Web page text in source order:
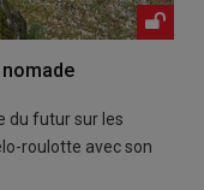
du futur sur les
roulotte avec son